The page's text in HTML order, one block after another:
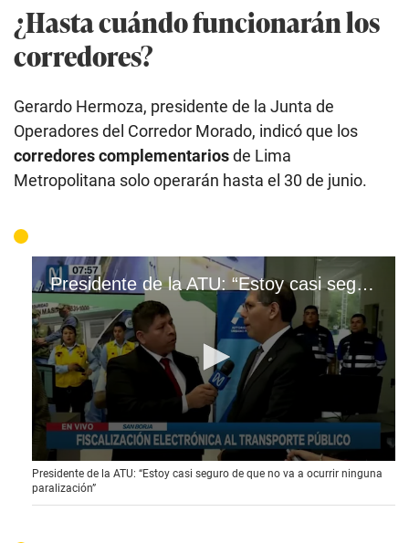
¿Hasta cuándo funcionarán los
corredores?
Gerardo Hermoza, presidente de la Junta de
Operadores del Corredor Morado, indicó que los
corredores complementariosde Lima
Metropolitana solo operarán hasta el 30 de junio.
Presidente de la ATU: “Estoy casi seguro de que no va a ocurrir ninguna paralización”
0
s
e
c
Presidente de la ATU: “Estoy casi seguro de que no va a ocurrir ninguna
paralización”